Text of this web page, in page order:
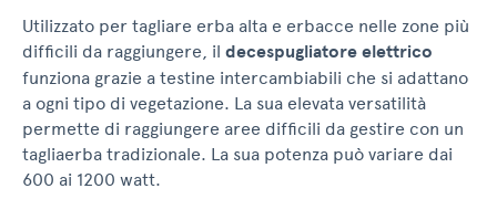
Utilizzato per tagliare erba alta e erbacce nelle zone più
difficili da raggiungere, il decespugliatore elettrico
funziona grazie a testine intercambiabili che si adattano
a ogni tipo di vegetazione. La sua elevata versatilità
permette di raggiungere aree difficili da gestire con un
tagliaerba tradizionale. La sua potenza può variare dai
600 ai 1200 watt.